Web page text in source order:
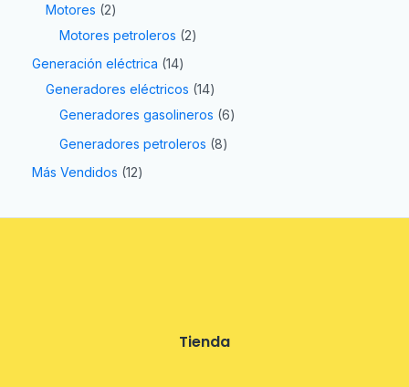
Motores
2
Motores petroleros
2
Generación eléctrica 14
Generadores eléctricos 14
Generadores gasolineros 6
Generadores petroleros 8
Más Vendidos 12
Tienda